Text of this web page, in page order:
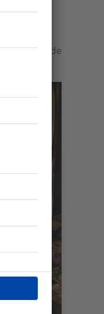
huîtres et de